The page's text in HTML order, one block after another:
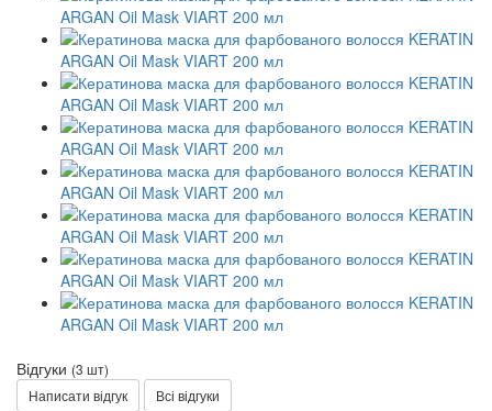
Відгуки (3 шт)
Написати відгук
Всі відгуки